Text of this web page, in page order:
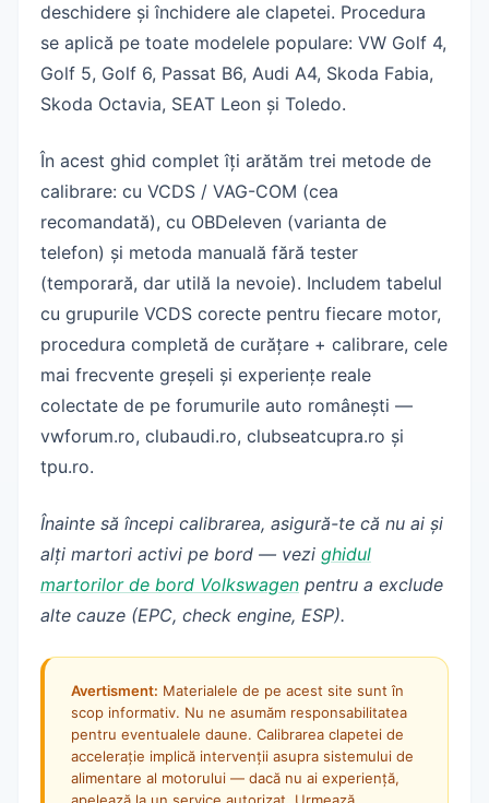
deschidere și închidere ale clapetei. Procedura
se aplică pe toate modelele populare: VW Golf 4,
Golf 5, Golf 6, Passat B6, Audi A4, Skoda Fabia,
Skoda Octavia, SEAT Leon și Toledo.
În acest ghid complet îți arătăm trei metode de
calibrare: cu VCDS / VAG-COM (cea
recomandată), cu OBDeleven (varianta de
telefon) și metoda manuală fără tester
(temporară, dar utilă la nevoie). Includem tabelul
cu grupurile VCDS corecte pentru fiecare motor,
procedura completă de curățare + calibrare, cele
mai frecvente greșeli și experiențe reale
colectate de pe forumurile auto românești —
vwforum.ro, clubaudi.ro, clubseatcupra.ro și
tpu.ro.
Înainte să începi calibrarea, asigură-te că nu ai și
alți martori activi pe bord — vezi ghidul
martorilor de bord Volkswagen pentru a exclude
alte cauze (EPC, check engine, ESP).
Avertisment: Materialele de pe acest site sunt în
scop informativ. Nu ne asumăm responsabilitatea
pentru eventualele daune. Calibrarea clapetei de
accelerație implică intervenții asupra sistemului de
alimentare al motorului — dacă nu ai experiență,
apelează la un service autorizat. Urmează